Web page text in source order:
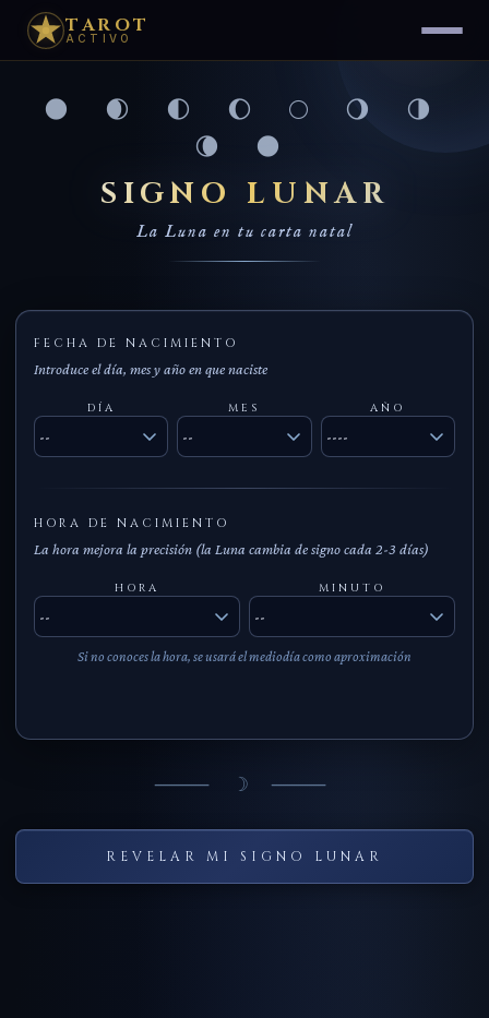
TAROT
ACTIVO
🌑 🌒 🌓 🌔 🌕 🌖 🌗
🌘 🌑
SIGNO LUNAR
La Luna en tu carta natal
FECHA DE NACIMIENTO
Introduce el día, mes y año en que naciste
DÍA MES AÑO
HORA DE NACIMIENTO
La hora mejora la precisión (la Luna cambia de signo cada 2-3 días)
HORA MINUTO
Si no conoces la hora, se usará el mediodía como aproximación
⸻ ☽ ⸻
REVELAR MI SIGNO LUNAR